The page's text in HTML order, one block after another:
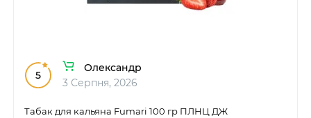
5
Олександр
3 Серпня, 2026
Табак для кальяна Fumari 100 гр ПЛНЦ ДЖ